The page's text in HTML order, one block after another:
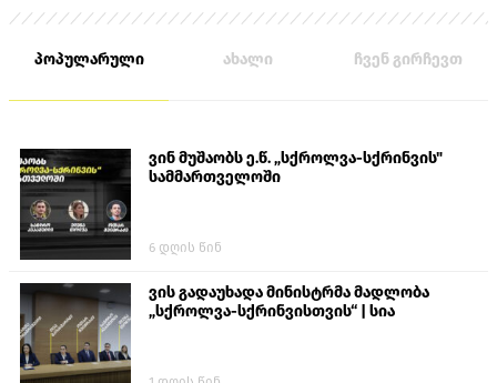
პოპულარული ახალი ჩვენ გირჩევთ
ვინ მუშაობს ე.წ. „სქროლვა-სქრინვის"
სამმართველოში
6 დღის წინ
ვის გადაუხადა მინისტრმა მადლობა
„სქროლვა-სქრინვისთვის“ | სია